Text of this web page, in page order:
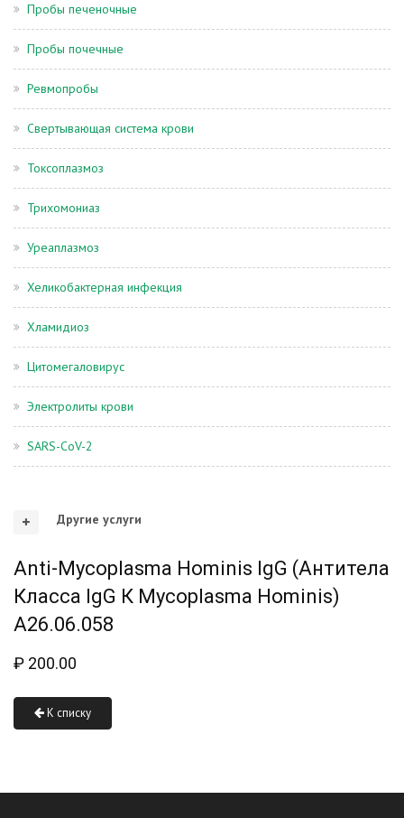
Пробы печеночные
Пробы почечные
Ревмопробы
Свертывающая система крови
Токсоплазмоз
Трихомониаз
Уреаплазмоз
Хеликобактерная инфекция
Хламидиоз
Цитомегаловирус
Электролиты крови
SARS-CoV-2
Другие услуги
Anti-Mycoplasma Hominis IgG (Антитела
Класса IgG К Mycoplasma Hominis)
A26.06.058
₽ 200.00
К списку